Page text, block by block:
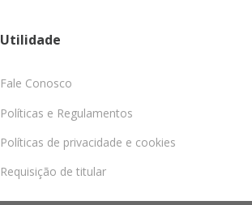
Utilidade
Fale Conosco
Políticas e Regulamentos
Políticas de privacidade e cookies
Requisição de titular